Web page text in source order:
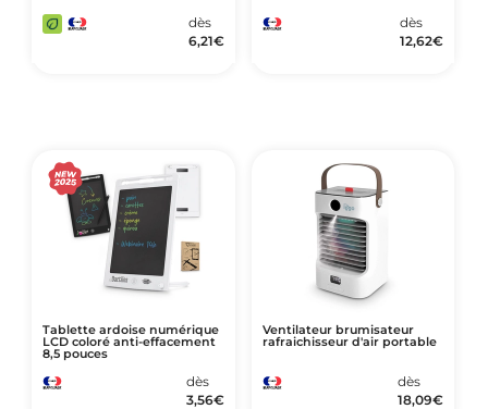
dès
6,21€
dès
12,62€
Tablette ardoise numérique
LCD coloré anti-effacement
8,5 pouces
dès
3,56€
Ventilateur brumisateur
rafraichisseur d'air portable
dès
18,09€